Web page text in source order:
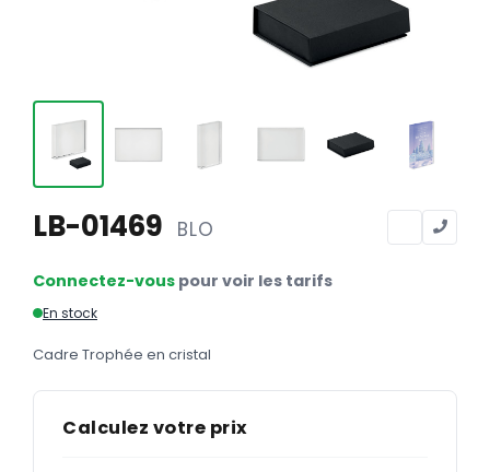
Tête de lettre
Enveloppes
Sous-mains
Chemises
LB-01469 BLO
Connectez-vous pour voir les tarifs
En stock
Cadre Trophée en cristal
Calculez votre prix